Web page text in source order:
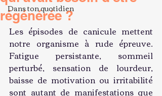
Dans ton quotidien
régénérée ?
Les épisodes de canicule mettent
notre organisme à rude épreuve.
Fatigue persistante, sommeil
perturbé, sensation de lourdeur,
baisse de motivation ou irritabilité
sont autant de manifestations que